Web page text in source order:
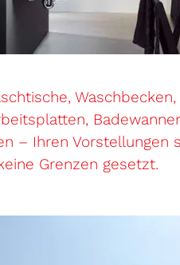
Waschbecken,
– Ihren Vorstellungen
Grenzen gesetzt.